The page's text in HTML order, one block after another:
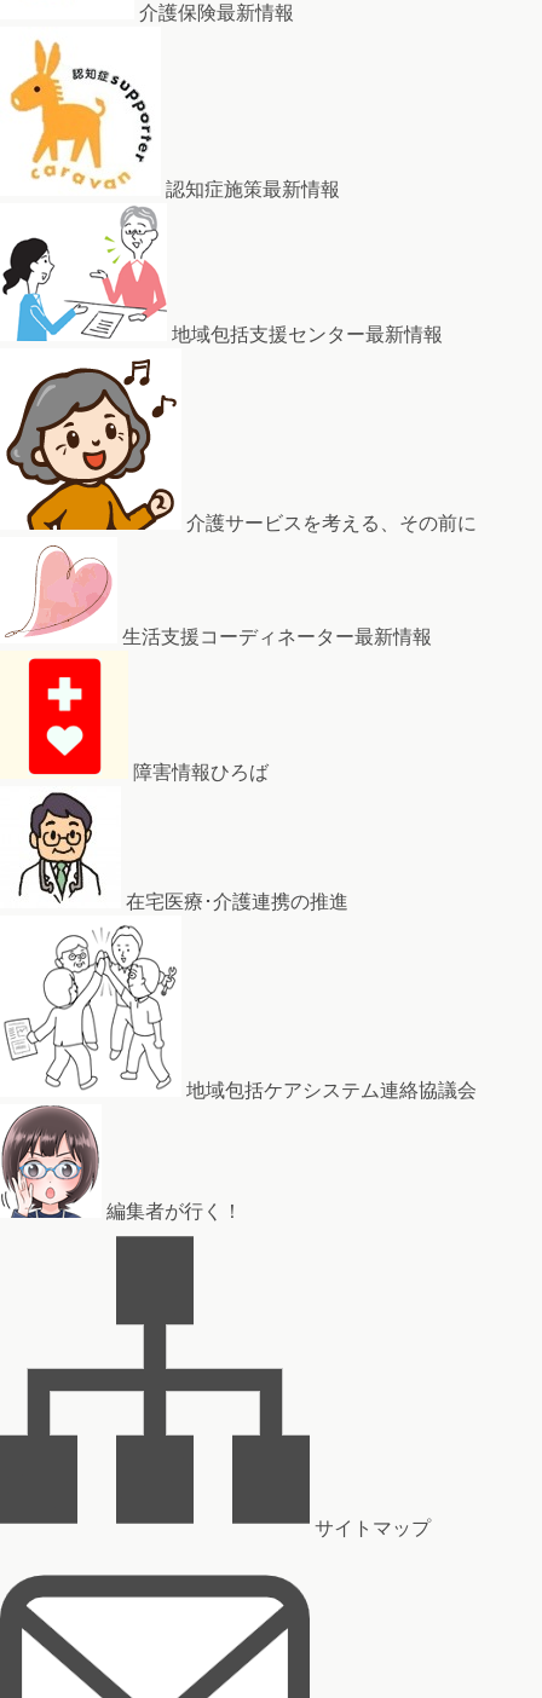
介護保険最新情報
認知症施策最新情報
地域包括支援センター最新情報
介護サービスを考える、その前に
生活支援コーディネーター最新情報
障害情報ひろば
在宅医療･介護連携の推進
地域包括ケアシステム連絡協議会
編集者が行く！
サイトマップ